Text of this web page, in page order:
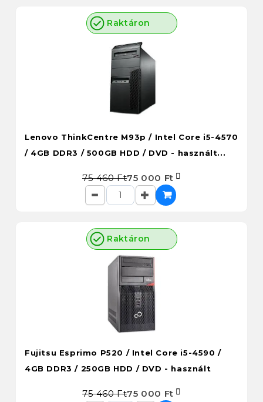
Raktáron
Lenovo ThinkCentre M93p / Intel Core i5-4570
/ 4GB DDR3 / 500GB HDD / DVD - használt...
75 460 Ft75 000 Ft
Raktáron
Fujitsu Esprimo P520 / Intel Core i5-4590 /
4GB DDR3 / 250GB HDD / DVD - használt
75 460 Ft75 000 Ft